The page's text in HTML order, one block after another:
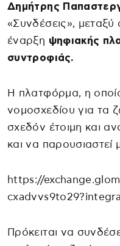
Δημήτρης
«Συνδέσεις»,
έναρξη ψηφιακής
συντροφιάς.
Η πλατφόρμα, η
νομοσχεδίου για τα
σχεδόν έτοιμη και
και να
https://
Πρόκειται να